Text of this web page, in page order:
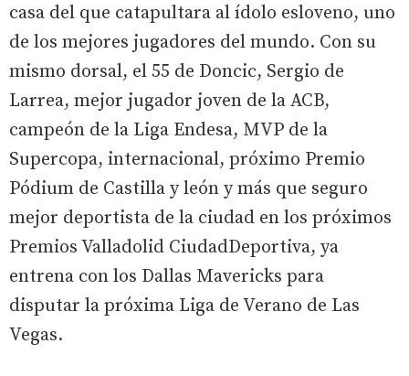
casa del que catapultara al ídolo esloveno, uno
de los mejores jugadores del mundo. Con su
mismo dorsal, el 55 de Doncic, Sergio de
Larrea, mejor jugador joven de la ACB,
campeón de la Liga Endesa, MVP de la
Supercopa, internacional, próximo Premio
Pódium de Castilla y león y más que seguro
mejor deportista de la ciudad en los próximos
Premios Valladolid CiudadDeportiva, ya
entrena con los Dallas Mavericks para
disputar la próxima Liga de Verano de Las
Vegas.